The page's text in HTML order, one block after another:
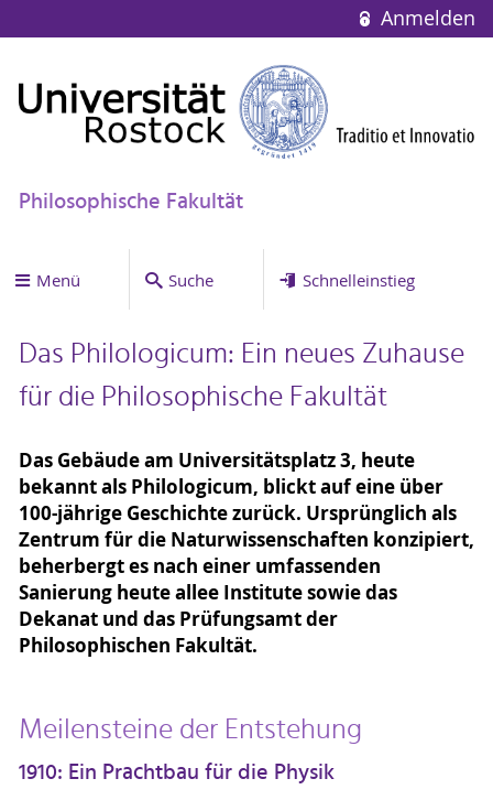
Anmelden
Philosophische Fakultät
Menü Suche Schnelleinstieg
Das Philologicum: Ein neues Zuhause
für die Philosophische Fakultät
Das Gebäude am Universitätsplatz 3, heute
bekannt als Philologicum, blickt auf eine über
100-jährige Geschichte zurück. Ursprünglich als
Zentrum für die Naturwissenschaften konzipiert,
beherbergt es nach einer umfassenden
Sanierung heute allee Institute sowie das
Dekanat und das Prüfungsamt der
Philosophischen Fakultät.
Meilensteine der Entstehung
1910: Ein Prachtbau für die Physik